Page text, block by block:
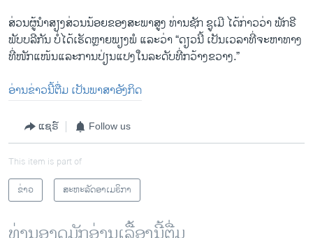
ສ່ວນຜູ້ນຳສຽງສ່ວນນ້ອຍຂອງສະພາສູງ ທ່ານຊັກ ຊູເມີ ໄດ້ກ່າວວ່າ ພັກຣີ
ພັບບລີກັນ ບໍ່ໄດ້ເຮັດຫຼາຍພຽງພໍ ແລະວ່າ “ດຽວນີ້ ເປັນເວລາທີ່ຈະຫາທາງ
ທີ່ໜັກແໜ້ນແລະການປ່ຽນແປງໃນລະດັບທີ່ກວ້າງຂວາງ.”
ອ່ານຂ່າວນີ້ຕື່ມ ເປັນພາສາອັງກິດ
ແຊຣ໌ Follow us
This item is part of
ຂ່າວ
ສະຫະລັດອາເມຣິກາ